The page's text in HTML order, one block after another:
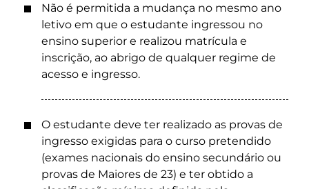
Não é permitida a mudança no mesmo ano
letivo em que o estudante ingressou no
ensino superior e realizou matrícula e
inscrição, ao abrigo de qualquer regime de
acesso e ingresso.
O estudante deve ter realizado as provas de
ingresso exigidas para o curso pretendido
(exames nacionais do ensino secundário ou
provas de Maiores de 23) e ter obtido a